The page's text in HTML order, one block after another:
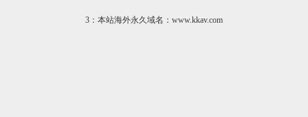
3：本站海外永久域名：www.kkav.com